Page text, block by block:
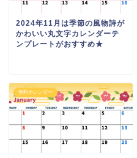
2024年11月は季節の風物詩が
かわいい丸文字カレンダーテ
ンプレートがおすすめ★
無料カレンダー